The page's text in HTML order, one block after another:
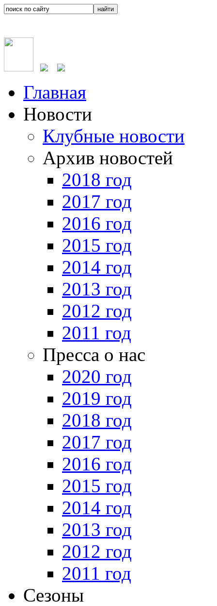
Главная
Новости
Клубные новости
Архив новостей
2018 год
2017 год
2016 год
2015 год
2014 год
2013 год
2012 год
2011 год
Пресса о нас
2020 год
2019 год
2018 год
2017 год
2016 год
2015 год
2014 год
2013 год
2012 год
2011 год
Сезоны